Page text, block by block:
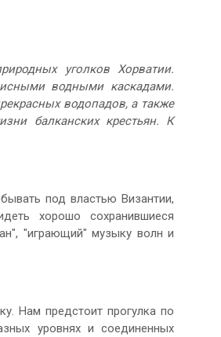
уголков Хорватии.
водными каскадами.
водопадов, а также
балканских крестьян. К
под властью Византии,
хорошо сохранившиеся
"играющий" музыку волн и
Нам предстоит прогулка по
уровнях и соединенных